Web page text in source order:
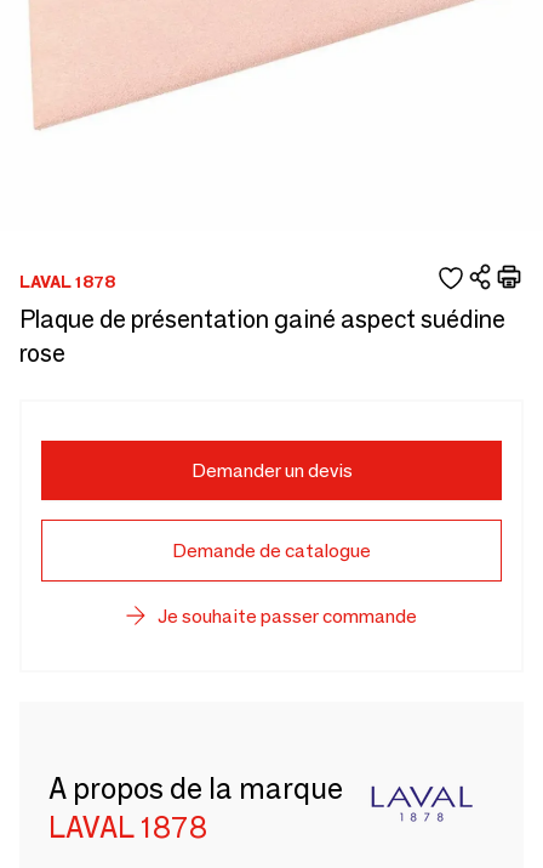
LAVAL 1878
Plaque de présentation gainé aspect suédine
rose
Demander un devis
Demande de catalogue
Je souhaite passer commande
A propos de la marque
LAVAL 1878